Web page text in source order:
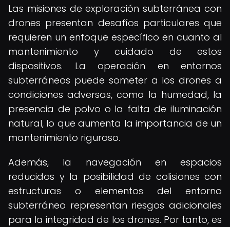
Las misiones de exploración subterránea con
drones presentan desafíos particulares que
requieren un enfoque específico en cuanto al
mantenimiento y cuidado de estos
dispositivos. La operación en entornos
subterráneos puede someter a los drones a
condiciones adversas, como la humedad, la
presencia de polvo o la falta de iluminación
natural, lo que aumenta la importancia de un
mantenimiento riguroso.
Además, la navegación en espacios
reducidos y la posibilidad de colisiones con
estructuras o elementos del entorno
subterráneo representan riesgos adicionales
para la integridad de los drones. Por tanto, es